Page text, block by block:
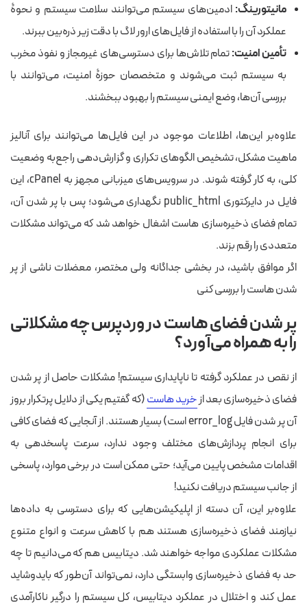
مانیتورینگ: ادمین‌های سیستم می‌توانند سلامت سیستم و نحوۀ
عملکرد آن را با استفاده از فایل‌های ارور لاگ با دقت زیر ذره‌بین ببرند.
تأمین امنیت:تمام تلاش‌ها برای دسترسی‌های غیرمجاز و نفوذ مخرب
به سیستم ثبت می‌شوند و متخصصان حوزۀ امنیت، می‌توانند با
بررسی آن‌ها، وضع ایمنی سیستم را بهبود ببخشند.
علاوه‌بر این‌ها، اطلاعات موجود در این فایل‌ها می‌توانند برای آنالیز
ماهیت مشکل، تشخیص الگوهای تکراری و گزارش‌دهی راجع‌به وضعیت
کلی، به کار گرفته شوند. در سرویس‌های میزبانی مجهز به cPanel، این
فایل در دایرکتوری public_html نگهداری می‌شود؛ پس با پر شدن آن،
تمام فضای ذخیره‌سازی هاست اشغال خواهد شد که می‌تواند مشکلات
متعددی را رقم بزند.
اگر موافق باشید، در بخشی جداگانه ولی مختصر، معضلات ناشی از پر
شدن هاست را بررسی کنی
پر شدن فضای هاست در وردپرس چه مشکلاتی
را به همراه می‌آورد؟
از نقص در عملکرد گرفته تا ناپایداری سیستم! مشکلات حاصل از پر شدن
فضای ذخیره‌سازی بعد از خرید هاست(که گفتیم یکی از دلایل پرتکرار بروز
آن پر شدن فایل error_log است) بسیار هستند. از آنجایی که فضای کافی
برای انجام پردازش‌های مختلف وجود ندارد، سرعت پاسخدهی به
اقدامات مشخص پایین می‌آید؛ حتی ممکن است در برخی موارد، پاسخی
از جانب سیستم دریافت نکنید!
علاوه‌بر این، آن دسته از اپلیکیشن‌هایی که برای دسترسی به داده‌ها
نیازمند فضای ذخیره‌سازی هستند هم با کاهش سرعت و انواع متنوع
مشکلات عملکردی مواجه خواهند شد. دیتابیس هم که می‌دانیم تا چه
حد به فضای ذخیره‌سازی وابستگی دارد، نمی‌تواند آن‌طور که بایدوشاید
عمل کند و اختلال در عملکرد دیتابیس، کل سیستم را درگیر ناکارآمدی